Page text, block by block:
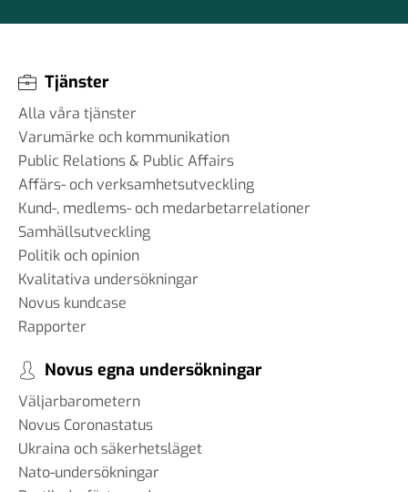
Tjänster
Alla våra tjänster
Varumärke och kommunikation
Public Relations & Public Affairs
Affärs- och verksamhetsutveckling
Kund-, medlems- och medarbetarrelationer
Samhällsutveckling
Politik och opinion
Kvalitativa undersökningar
Novus kundcase
Rapporter
Novus egna undersökningar
Väljarbarometern
Novus Coronastatus
Ukraina och säkerhetsläget
Nato-undersökningar